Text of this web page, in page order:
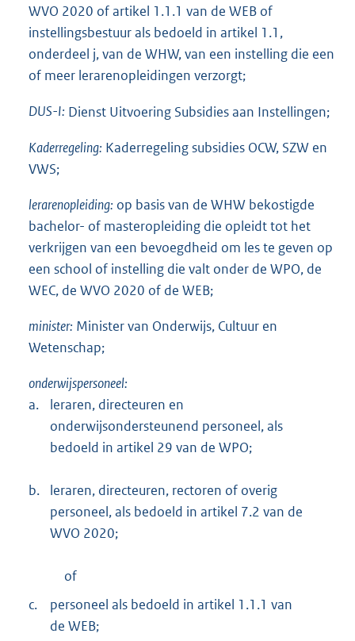
WVO 2020 of artikel 1.1.1 van de WEB of
instellingsbestuur als bedoeld in artikel 1.1,
onderdeel j, van de WHW, van een instelling die een
of meer lerarenopleidingen verzorgt;
DUS-I: Dienst Uitvoering Subsidies aan Instellingen;
Kaderregeling: Kaderregeling subsidies OCW, SZW en
VWS;
lerarenopleiding: op basis van de WHW bekostigde
bachelor- of masteropleiding die opleidt tot het
verkrijgen van een bevoegdheid om les te geven op
een school of instelling die valt onder de WPO, de
WEC, de WVO 2020 of de WEB;
minister: Minister van Onderwijs, Cultuur en
Wetenschap;
onderwijspersoneel:
a.
leraren, directeuren en
onderwijsondersteunend personeel, als
bedoeld in artikel 29 van de WPO;
b.
leraren, directeuren, rectoren of overig
personeel, als bedoeld in artikel 7.2 van de
WVO 2020;
of
c.
personeel als bedoeld in artikel 1.1.1 van
de WEB;